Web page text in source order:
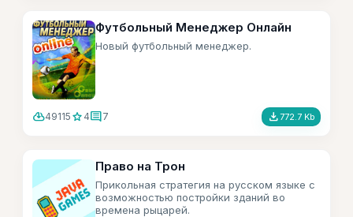
Футбольный Менеджер Онлайн
Новый футбольный менеджер.
cloud_download49115 star 4comment7 file_download772.7 Kb
Право на Трон
Прикольная стратегия на русском языке с
возможностью постройки зданий во
времена рыцарей.